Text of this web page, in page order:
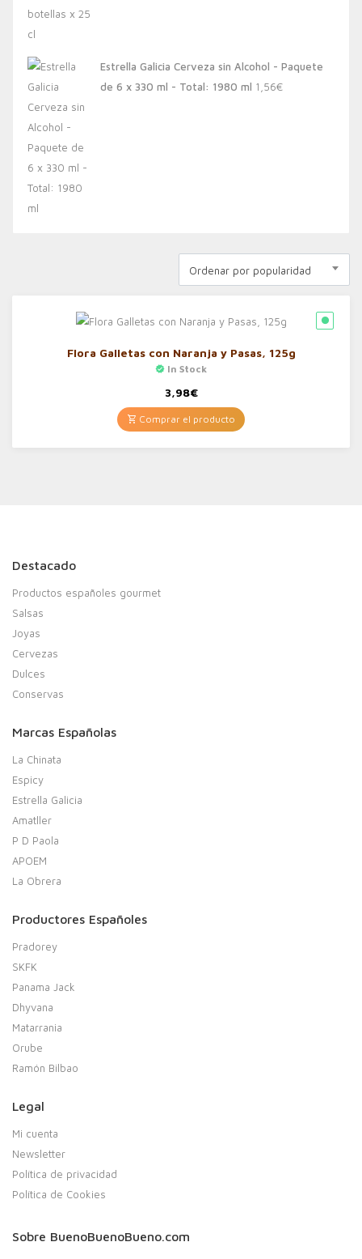
Estrella Galicia Cerveza sin Alcohol - Paquete
de 6 x 330 ml - Total: 1980 ml 1,56€
Ordenar por popularidad
Flora Galletas con Naranja y Pasas, 125g
In Stock
3,98€
Comprar el producto
Destacado
Productos españoles gourmet
Salsas
Joyas
Cervezas
Dulces
Conservas
Marcas Españolas
La Chinata
Espicy
Estrella Galicia
Amatller
P D Paola
APOEM
La Obrera
Productores Españoles
Pradorey
SKFK
Panama Jack
Dhyvana
Matarrania
Orube
Ramón Bilbao
Legal
Mi cuenta
Newsletter
Política de privacidad
Política de Cookies
Sobre BuenoBuenoBueno.com